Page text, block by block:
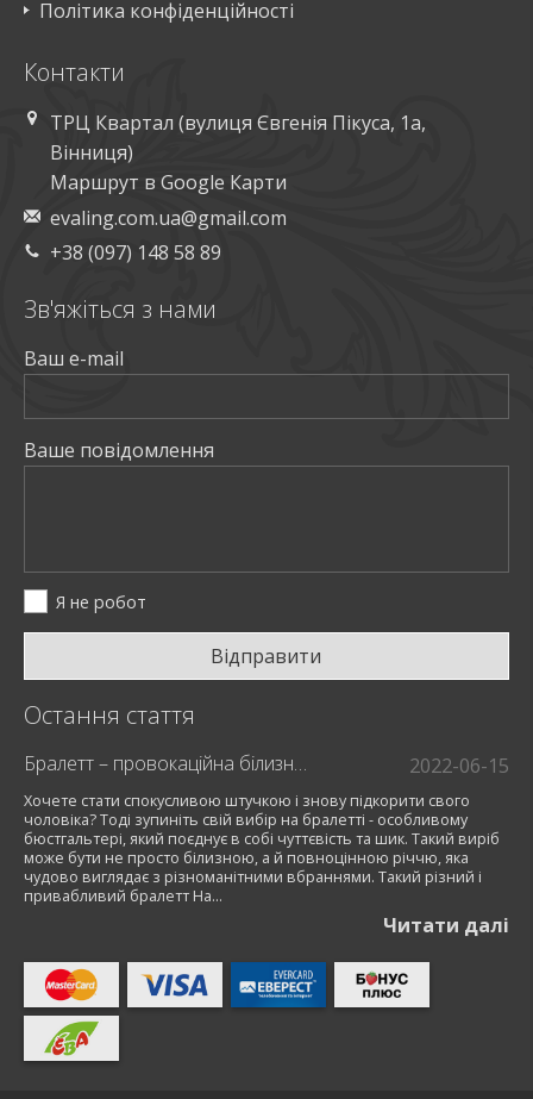
Політика конфіденційності
Контакти
ТРЦ Квартал (вулиця Євгенія Пікуса, 1а,
Вінниця)
Маршрут в Google Карти
evaling.com.ua@gmail.com
+38 (097) 148 58 89
Остання стаття
Бралетт – провокаційна білизна для модниць 2022-06-15
Хочете стати спокусливою штучкою і знову підкорити свого
чоловіка? Тоді зупиніть свій вибір на бралетті - особливому
бюстгальтері, який поєднує в собі чуттєвість та шик. Такий виріб
може бути не просто білизною, а й повноцінною річчю, яка
чудово виглядає з різноманітними вбраннями. Такий різний і
привабливий бралетт На...
Читати далi
Зв'яжiться з нами
Ваш e-mail
Ваше повiдомлення
Я не робот
Відправити